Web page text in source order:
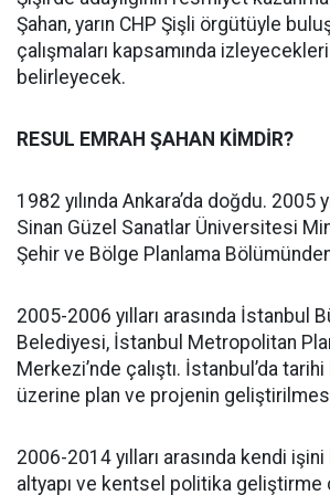
Şahan, yarın CHP Şişli örgütüyle
çalışmaları kapsamında
belirleyecek.
RESUL EMRAH ŞAHAN KİMDİR?
1982 yılında Ankara’da doğdu. 2005
Sinan Güzel Sanatlar Üniversitesi
Şehir ve Bölge Planlama
2005-2006 yılları arasında İstanbul
Belediyesi, İstanbul Metropolitan
Merkezi’nde çalıştı. İstanbul’da tarihi
üzerine plan ve projenin
2006-2014 yılları arasında kendi
altyapı ve kentsel politika geliştirme